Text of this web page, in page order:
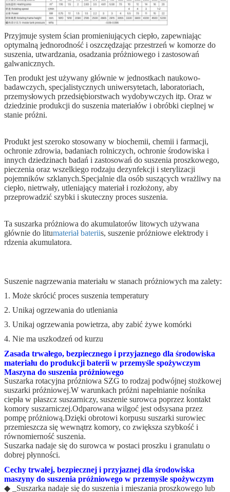
Przyjmuje system ścian promieniujących ciepło, zapewniając
optymalną jednorodność i oszczędzając przestrzeń w komorze do
suszenia, utwardzania, osadzania próżniowego i zastosowań
galwanicznych.
Ten produkt jest używany głównie w jednostkach naukowo-
badawczych, specjalistycznych uniwersytetach, laboratoriach,
przemysłowych przedsiębiorstwach wydobywczych itp. Oraz w
dziedzinie produkcji do suszenia materiałów i obróbki cieplnej w
stanie próżni.
Produkt jest szeroko stosowany w biochemii, chemii i farmacji,
ochronie zdrowia, badaniach rolniczych, ochronie środowiska i
innych dziedzinach badań i zastosowań do suszenia proszkowego,
pieczenia oraz wszelkiego rodzaju dezynfekcji i sterylizacji
pojemników szklanych.Specjalnie dla osób suszących wrażliwy na
ciepło, nietrwały, utleniający materiał i rozłożony, aby
przeprowadzić szybki i skuteczny proces suszenia.
Ta suszarka próżniowa do akumulatorów litowych używana
głównie do litumateriał bateriis, suszenie próżniowe elektrody i
rdzenia akumulatora.
Suszenie nagrzewania materiału w stanach próżniowych ma zalety:
1. Może skrócić proces suszenia temperatury
2. Unikaj ogrzewania do utleniania
3. Unikaj ogrzewania powietrza, aby zabić żywe komórki
4. Nie ma uszkodzeń od kurzu
Zasada trwałego, bezpiecznego i przyjaznego dla środowiska
materiału do produkcji baterii w przemyśle spożywczym
Maszyna do suszenia próżniowego
Suszarka rotacyjna próżniowa SZG to rodzaj podwójnej stożkowej
suszarki próżniowej.W warunkach próżni napełnianie nośnika
ciepła w płaszcz suszarniczy, suszenie surowca poprzez kontakt
komory suszarniczej.Odparowana wilgoć jest odsysana przez
pompę próżniową.Dzięki obrotowi korpusu suszarki surowiec
przemieszcza się wewnątrz komory, co zwiększa szybkość i
równomierność suszenia.
Suszarka nadaje się do surowca w postaci proszku i granulatu o
dobrej płynności.
Cechy trwałej, bezpiecznej i przyjaznej dla środowiska
maszyny do suszenia próżniowego w przemyśle spożywczym
◆ _Suszarka nadaje się do suszenia i mieszania proszkowego lub